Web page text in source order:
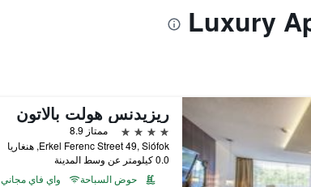
ريزيدنس هولت بالاتون
4 نجوم
ممتاز 8.9
Erkel Ferenc Street 49, Siófok, هنغاريا
0.0 كيلومتر عن وسط المدينة
حوض السباحة
واي فاي مجاني